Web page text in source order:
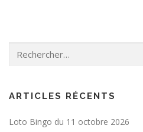
ARTICLES RÉCENTS
Loto Bingo du 11 octobre 2026